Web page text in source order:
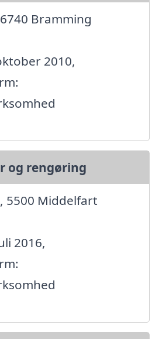
Bramming
2010,
og rengøring
5500 Middelfart
2016,